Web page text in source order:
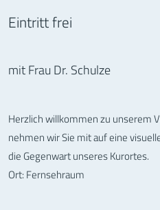
Eintritt frei
mit Frau Dr. Schulze
Herzlich willkommen zu unserem
nehmen wir Sie mit auf eine
die Gegenwart unseres Kurortes.
Ort: Fernsehraum